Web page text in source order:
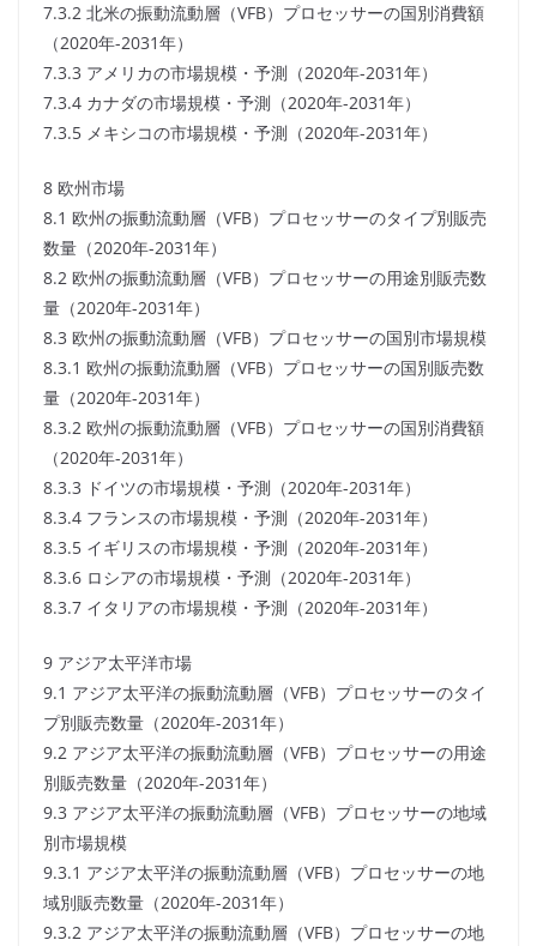
7.3.2 北米の振動流動層（VFB）プロセッサーの国別消費額
（2020年-2031年）
7.3.3 アメリカの市場規模・予測（2020年-2031年）
7.3.4 カナダの市場規模・予測（2020年-2031年）
7.3.5 メキシコの市場規模・予測（2020年-2031年）
8 欧州市場
8.1 欧州の振動流動層（VFB）プロセッサーのタイプ別販売
数量（2020年-2031年）
8.2 欧州の振動流動層（VFB）プロセッサーの用途別販売数
量（2020年-2031年）
8.3 欧州の振動流動層（VFB）プロセッサーの国別市場規模
8.3.1 欧州の振動流動層（VFB）プロセッサーの国別販売数
量（2020年-2031年）
8.3.2 欧州の振動流動層（VFB）プロセッサーの国別消費額
（2020年-2031年）
8.3.3 ドイツの市場規模・予測（2020年-2031年）
8.3.4 フランスの市場規模・予測（2020年-2031年）
8.3.5 イギリスの市場規模・予測（2020年-2031年）
8.3.6 ロシアの市場規模・予測（2020年-2031年）
8.3.7 イタリアの市場規模・予測（2020年-2031年）
9 アジア太平洋市場
9.1 アジア太平洋の振動流動層（VFB）プロセッサーのタイ
プ別販売数量（2020年-2031年）
9.2 アジア太平洋の振動流動層（VFB）プロセッサーの用途
別販売数量（2020年-2031年）
9.3 アジア太平洋の振動流動層（VFB）プロセッサーの地域
別市場規模
9.3.1 アジア太平洋の振動流動層（VFB）プロセッサーの地
域別販売数量（2020年-2031年）
9.3.2 アジア太平洋の振動流動層（VFB）プロセッサーの地